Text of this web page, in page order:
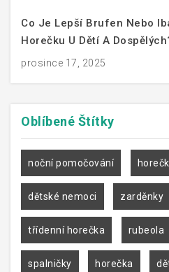
Co Je Lepší Brufen Nebo
Horečku U Dětí A
prosince 17, 2025
Oblíbené Štítky
noční pomočování
dětské nemoci zarděnky
třídenní horečka rubeola
spalničky horečka